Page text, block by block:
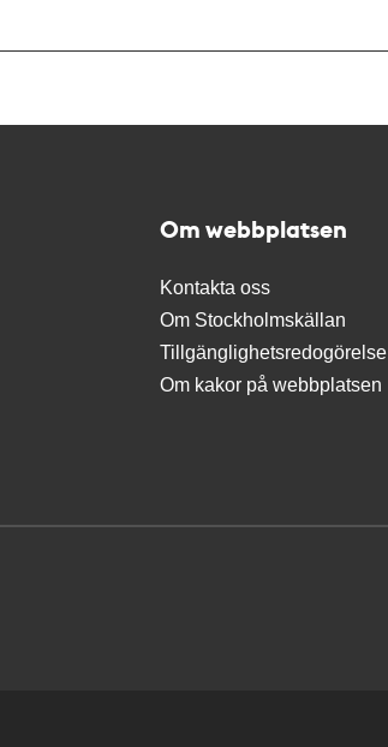
Om webbplatsen
Kontakta oss
Om Stockholmskällan
Tillgänglighetsredogörelse
Om kakor på webbplatsen